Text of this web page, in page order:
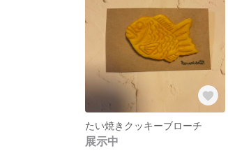
たい焼きクッキーブローチ
展示中